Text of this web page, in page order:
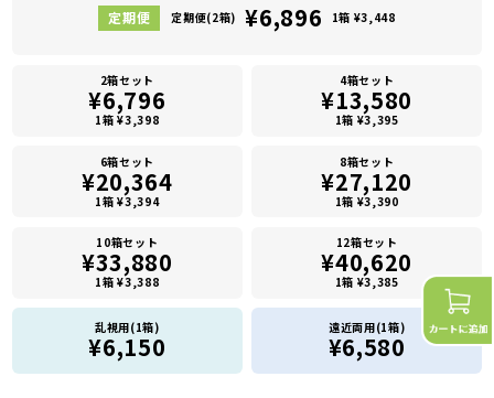
定期便(2箱) ¥6,896 1箱 ¥3,448
2箱セット
¥6,796
1箱 ¥3,398
4箱セット
¥13,580
1箱 ¥3,395
6箱セット
¥20,364
1箱 ¥3,394
8箱セット
¥27,120
1箱 ¥3,390
10箱セット
¥33,880
1箱 ¥3,388
12箱セット
¥40,620
1箱 ¥3,385
乱視用(1箱)
¥6,150
遠近両用(1箱)
¥6,580